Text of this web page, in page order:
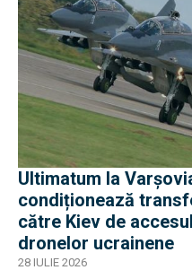
Ultimatum la
condiționează
către Kiev de
dronelor ucrainene
28 IULIE 2026